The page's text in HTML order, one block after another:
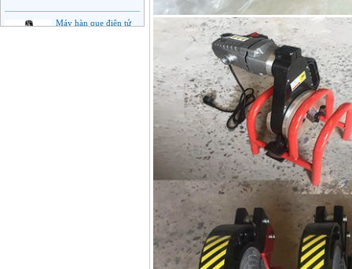
Máy hàn que điện tử
Jasic ARC 200 R04
Giá:5100000VND